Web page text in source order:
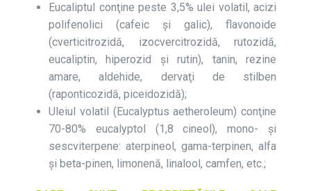
Eucaliptul conţine peste 3,5% ulei volatil, acizi
polifenolici (cafeic şi galic), flavonoide
(cverticitrozidă, izocvercitrozidă, rutozidă,
eucaliptin, hiperozid şi rutin), tanin, rezine
amare, aldehide, dervaţi de stilben
(raponticozidă, piceidozidă);
Uleiul volatil (Eucalyptus aetheroleum) conţine
70-80% eucalyptol (1,8 cineol), mono- şi
sescviterpene: a­terpineol, gama-terpinen, alfa
şi beta-pinen, limonenă, linalool, camfen, etc.;